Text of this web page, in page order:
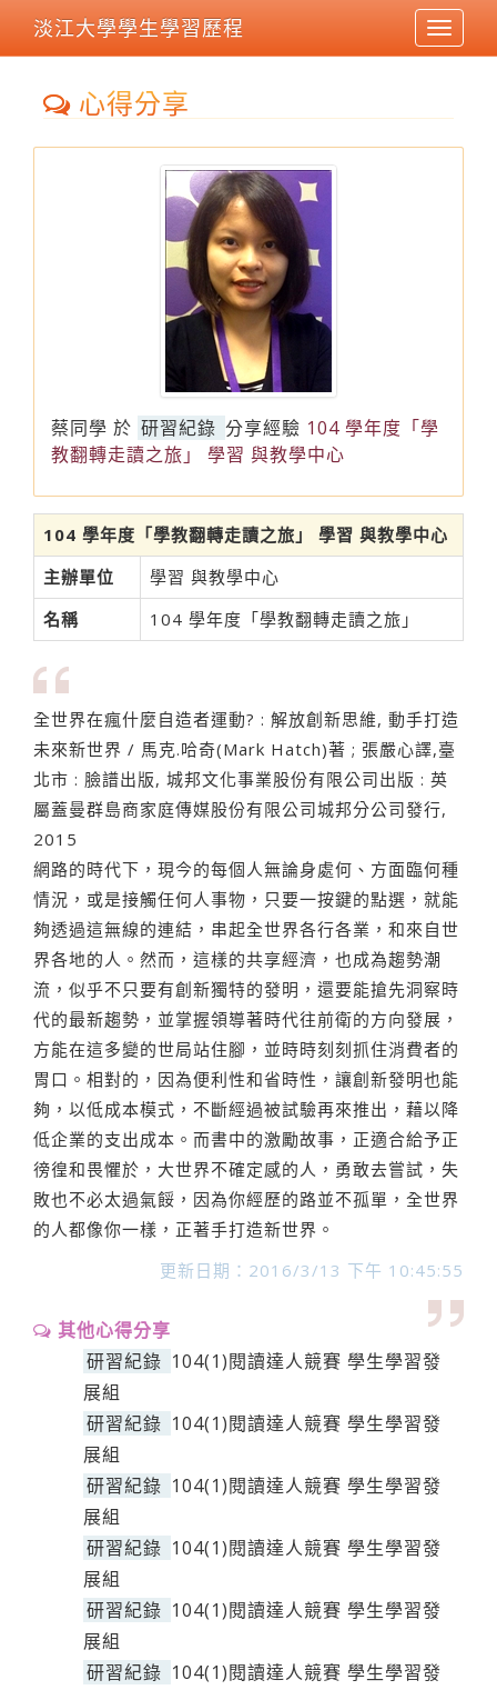
Toggle
淡江大學學生學習歷程
心得分享
蔡同學 於 研習紀錄 分享經驗 104 學年度「學
教翻轉走讀之旅」 學習 與教學中心
104 學年度「學教翻轉走讀之旅」 學習 與教學中心
主辦單位
學習 與教學中心
名稱
104 學年度「學教翻轉走讀之旅」
全世界在瘋什麼自造者運動? : 解放創新思維, 動手打造
未來新世界 / 馬克.哈奇(Mark Hatch)著 ; 張嚴心譯,臺
北市 : 臉譜出版, 城邦文化事業股份有限公司出版 : 英
屬蓋曼群島商家庭傳媒股份有限公司城邦分公司發行,
2015
網路的時代下，現今的每個人無論身處何、方面臨何種
情況，或是接觸任何人事物，只要一按鍵的點選，就能
夠透過這無線的連結，串起全世界各行各業，和來自世
界各地的人。然而，這樣的共享經濟，也成為趨勢潮
流，似乎不只要有創新獨特的發明，還要能搶先洞察時
代的最新趨勢，並掌握領導著時代往前衛的方向發展，
方能在這多變的世局站住腳，並時時刻刻抓住消費者的
胃口。相對的，因為便利性和省時性，讓創新發明也能
夠，以低成本模式，不斷經過被試驗再來推出，藉以降
低企業的支出成本。而書中的激勵故事，正適合給予正
徬徨和畏懼於，大世界不確定感的人，勇敢去嘗試，失
敗也不必太過氣餒，因為你經歷的路並不孤單，全世界
的人都像你一樣，正著手打造新世界。
更新日期：2016/3/13 下午 10:45:55
其他心得分享
研習紀錄 104(1)閱讀達人競賽 學生學習發
展組
研習紀錄 104(1)閱讀達人競賽 學生學習發
展組
研習紀錄 104(1)閱讀達人競賽 學生學習發
展組
研習紀錄 104(1)閱讀達人競賽 學生學習發
展組
研習紀錄 104(1)閱讀達人競賽 學生學習發
展組
研習紀錄 104(1)閱讀達人競賽 學生學習發